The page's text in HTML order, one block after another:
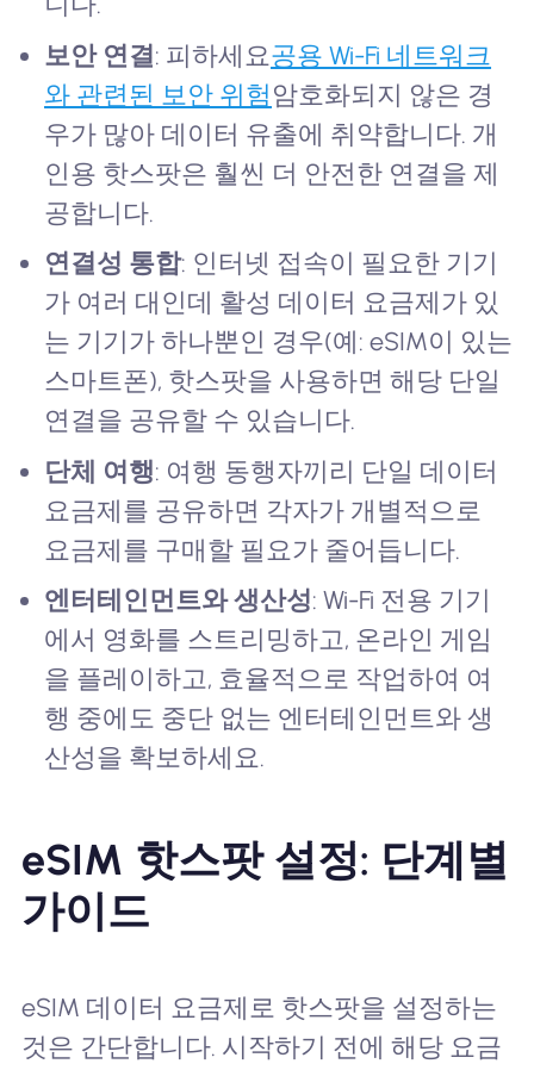
보안 연결 : 피하세요공용 Wi-Fi 네트워크
와 관련된 보안 위험 암호화되지 않은 경
우가 많아 데이터 유출에 취약합니다. 개
인용 핫스팟은 훨씬 더 안전한 연결을 제
공합니다.
연결성 통합: 인터넷 접속이 필요한 기기
가 여러 대인데 활성 데이터 요금제가 있
는 기기가 하나뿐인 경우(예: eSIM이 있는
스마트폰), 핫스팟을 사용하면 해당 단일
연결을 공유할 수 있습니다.
단체 여행: 여행 동행자끼리 단일 데이터
요금제를 공유하면 각자가 개별적으로
요금제를 구매할 필요가 줄어듭니다.
엔터테인먼트와 생산성: Wi-Fi 전용 기기
에서 영화를 스트리밍하고, 온라인 게임
을 플레이하고, 효율적으로 작업하여 여
행 중에도 중단 없는 엔터테인먼트와 생
산성을 확보하세요.
eSIM 핫스팟 설정: 단계별
가이드
eSIM 데이터 요금제로 핫스팟을 설정하는
것은 간단합니다. 시작하기 전에 해당 요금